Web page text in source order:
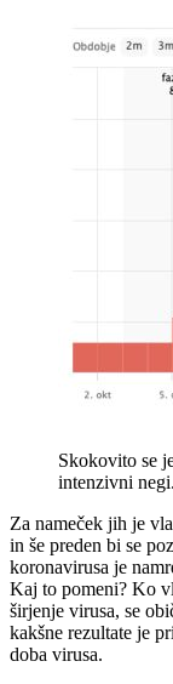
Skokovito se
intenzivni negi.
Za nameček jih je
in še preden bi se
koronavirusa je
Kaj to pomeni? Ko
širjenje virusa, se
kakšne rezultate je
doba virusa.